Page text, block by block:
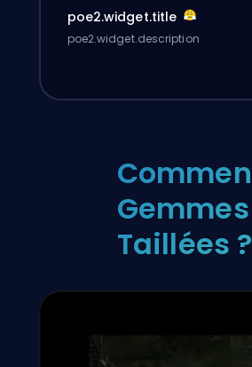
poe2.widget.title
poe2.widget.description
Taillées ?